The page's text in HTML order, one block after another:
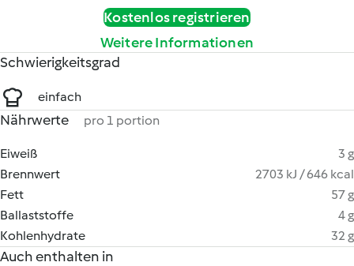
Kostenlos registrieren
Weitere Informationen
Schwierigkeitsgrad
einfach
Nährwerte pro 1 portion
Eiweiß
3 g
Brennwert
2703 kJ / 646 kcal
Fett
57 g
Ballaststoffe
4 g
Kohlenhydrate
32 g
Auch enthalten in